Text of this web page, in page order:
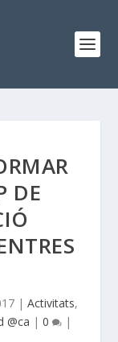
DE
| Activitats,
@ca | 0 |